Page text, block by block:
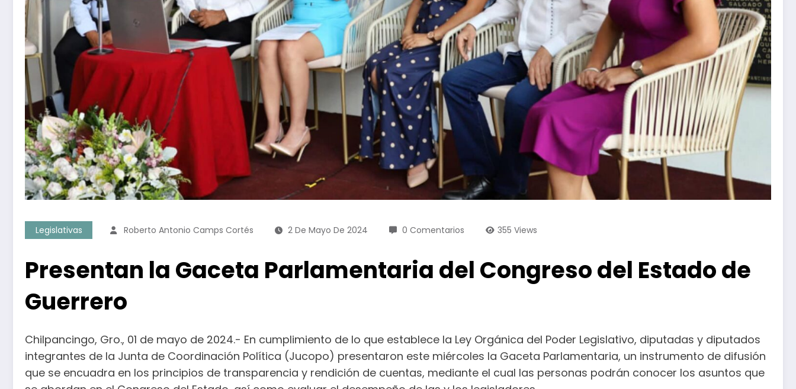
Legislativas Roberto Antonio Camps Cortés 2 De Mayo De 2024 0 Comentarios 355 Views
Presentan la Gaceta Parlamentaria del Congreso del Estado de
Guerrero
Chilpancingo, Gro., 01 de mayo de 2024.- En cumplimiento de lo que establece la Ley Orgánica del Poder Legislativo, diputadas y diputados
integrantes de la Junta de Coordinación Política (Jucopo) presentaron este miércoles la Gaceta Parlamentaria, un instrumento de difusión
que se encuadra en los principios de transparencia y rendición de cuentas, mediante el cual las personas podrán conocer los asuntos que